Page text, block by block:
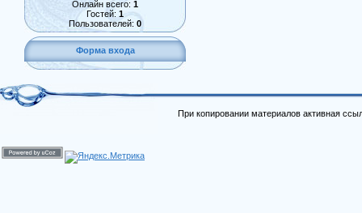
Онлайн всего: 1
Гостей: 1
Пользователей: 0
Форма входа
При копировании материалов активная